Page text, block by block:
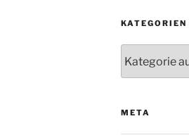
KATEGORIEN
META